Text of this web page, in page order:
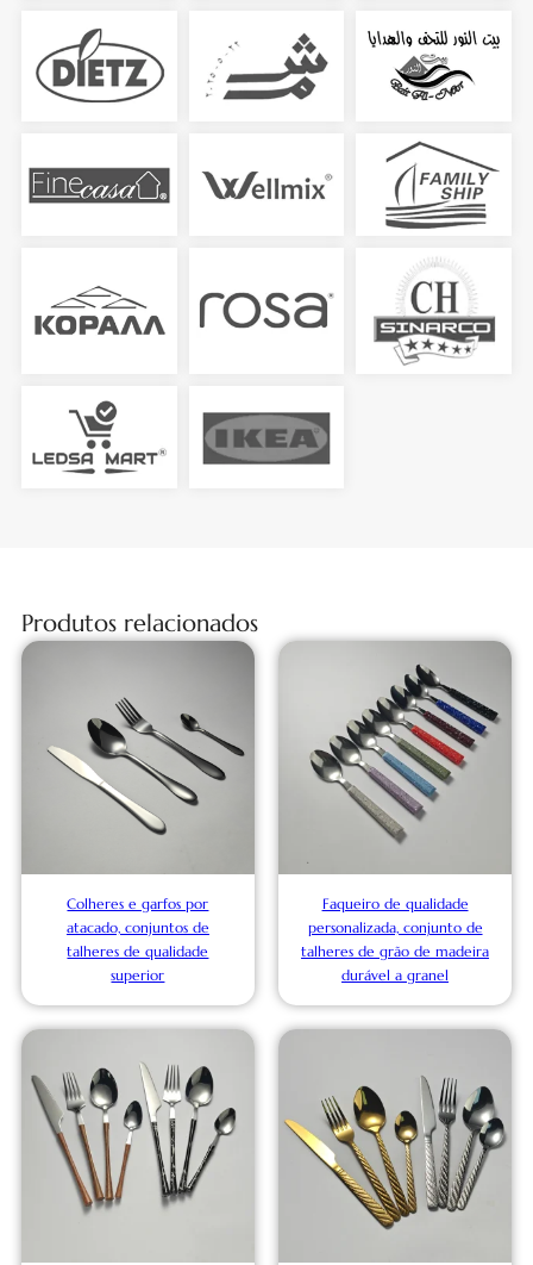
Produtos relacionados
Colheres e garfos por
atacado, conjuntos de
talheres de qualidade
superior
Faqueiro de qualidade
personalizada, conjunto de
talheres de grão de madeira
durável a granel